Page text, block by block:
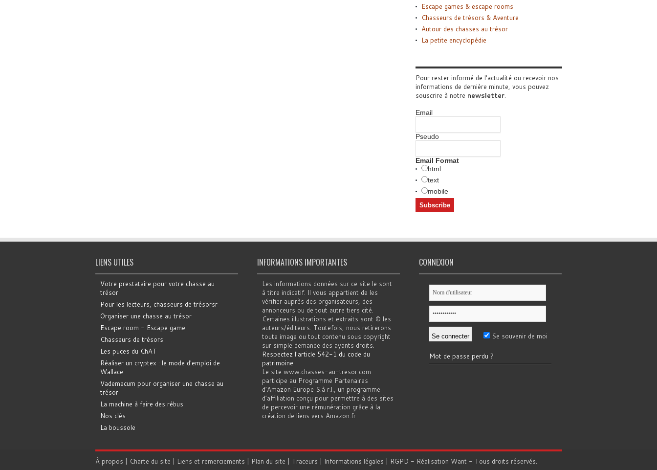
Escape games & escape rooms
Chasseurs de trésors & Aventure
Autour des chasses au trésor
La petite encyclopédie
Pour rester informé de l'actualité ou recevoir nos
informations de dernière minute, vous pouvez
souscrire à notre newsletter.
Email
Pseudo
Email Format
html
text
mobile
LIENS UTILES
Votre prestataire pour votre chasse au
trésor
Pour les lecteurs, chasseurs de trésorsr
Organiser une chasse au trésor
Escape room - Escape game
Chasseurs de trésors
Les puces du ChAT
Réaliser un cryptex : le mode d'emploi de
Wallace
Vademecum pour organiser une chasse au
trésor
La machine à faire des rébus
Nos clés
La boussole
INFORMATIONS IMPORTANTES
Les informations données sur ce site le sont
à titre indicatif. Il vous appartient de les
vérifier auprès des organisateurs, des
annonceurs ou de tout autre tiers cité.
Certaines illustrations et extraits sont © les
auteurs/éditeurs. Toutefois, nous retirerons
toute image ou tout contenu sous copyright
sur simple demande des ayants droits.
Respectez l'article 542-1 du code du
patrimoine.
Le site www.chasses-au-tresor.com
participe au Programme Partenaires
d’Amazon Europe S.à r.l., un programme
d’affiliation conçu pour permettre à des sites
de percevoir une rémunération grâce à la
création de liens vers Amazon.fr
CONNEXION
Se souvenir de moi
Mot de passe perdu ?
À propos | Charte du site | Liens et remerciements | Plan du site | Traceurs | Informations légales | RGPD - Réalisation Want - Tous droits réservés.